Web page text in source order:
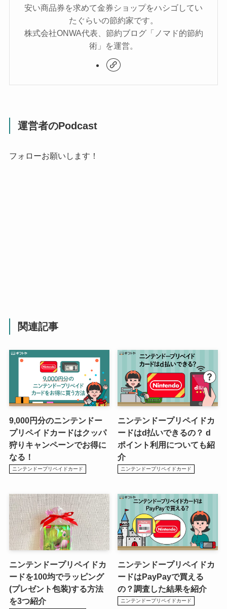
安い商品券を求めて金券ショップをハシゴしてい
たぐらいの節約家です。
株式会社ONWA代表、節約ブログ「ノマド的節約
術」を運営。
運営者のPodcast
フォローお願いします！
関連記事
9,000円分のニンテンドー
プリペイドカードはクッパ
狩りキャンペーンでお得に
なる！
ニンテンドープリペイドカード
ニンテンドープリペイドカ
ードはd払いできるの？ d
ポイント利用についても紹
介
ニンテンドープリペイドカード
ニンテンドープリペイドカ
ードを100均でラッピング
(プレゼント包装)する方法
を3つ紹介
ニンテンドープリペイドカ
ードはPayPayで買える
の？調査した結果を紹介
ニンテンドープリペイドカード